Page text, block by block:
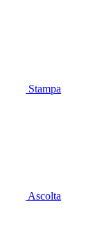
Stampa
Ascolta